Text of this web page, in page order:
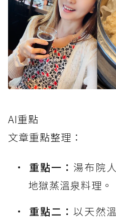
AI重點
文章重點整理：
重點一： 湯布院
地獄蒸溫泉料理。
重點二：以天然